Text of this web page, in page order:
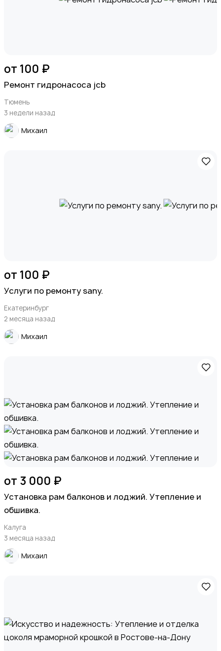
от 100 ₽
Ремонт гидронасоса jcb
Тюмень
3 недели назад
Михаил
от 100 ₽
Услуги по ремонту sany.
Екатеринбург
2 месяца назад
Михаил
от 3 000 ₽
Установка рам балконов и лоджий. Утепление и
обшивка.
Калуга
3 месяца назад
Михаил